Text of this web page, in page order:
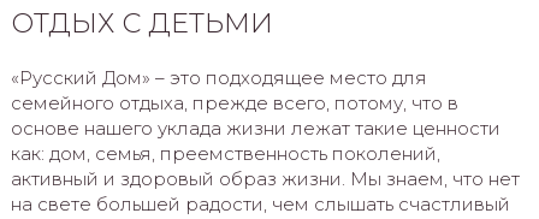
ОТДЫХ С ДЕТЬМИ
«Русский Дом» – это подходящее место для
семейного отдыха, прежде всего, потому, что в
основе нашего уклада жизни лежат такие ценности
как: дом, семья, преемственность поколений,
активный и здоровый образ жизни. Мы знаем, что нет
на свете большей радости, чем слышать счастливый